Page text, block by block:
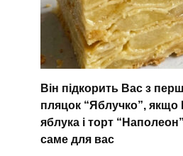
Він підкорить Вас з
пляцок “Яблучко”,
яблука і торт
саме для вас